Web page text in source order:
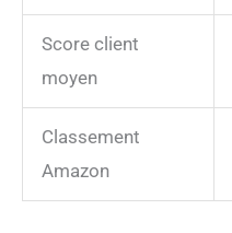
Score client
moyen
Classement
Amazon